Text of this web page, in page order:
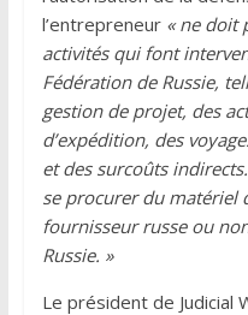
l’entrepreneur « ne doit
activités qui font
Fédération de Russie,
gestion de projet, des
d’expédition, des
et des surcoûts
se procurer du matériel
fournisseur russe ou
Russie. »
Le président de Judicial